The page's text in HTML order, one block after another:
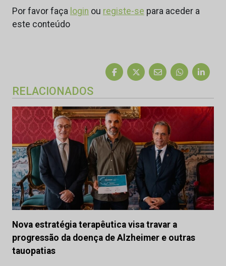
Por favor faça login ou registe-se para aceder a
este conteúdo
RELACIONADOS
Nova estratégia terapêutica visa travar a
progressão da doença de Alzheimer e outras
tauopatias